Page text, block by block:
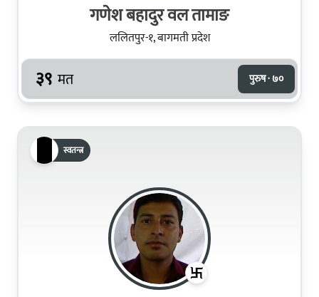
गणेश बहादुर वल तामाङ
ललितपुर-१, बागमती प्रदेश
३९ मत पुरुष · ७०
स्वतन्त्र